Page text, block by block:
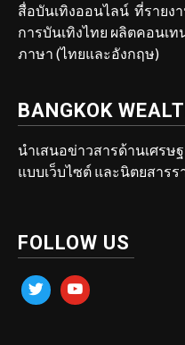
สื่อบันเทิงออนไลน์ ที่รายง
การบันเทิงไทย ผลิตคอนเ
ภาษา (ไทยและอังกฤษ)
BANGKOK
นำเสนอข่าวสารด้านเศรษ
แบบเว็บไซต์ และนิตยสารร
FOLLOW US
twitter youtube